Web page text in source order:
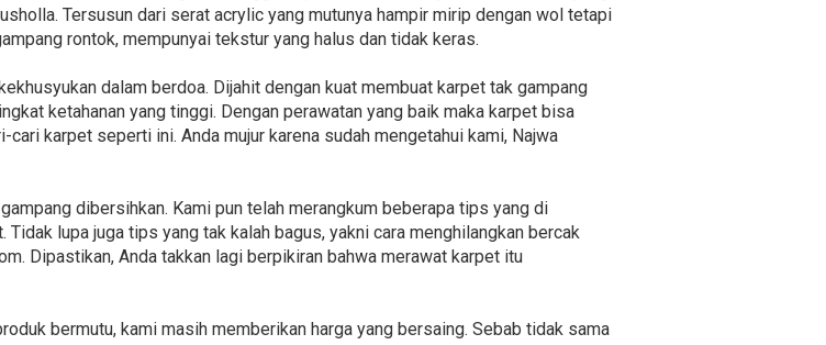
Tersusun dari serat acrylic yang mutunya hampir mirip dengan wol tetapi
rontok, mempunyai tekstur yang halus dan tidak keras.
dalam berdoa. Dijahit dengan kuat membuat karpet tak gampang
ketahanan yang tinggi. Dengan perawatan yang baik maka karpet bisa
cari karpet seperti ini. Anda mujur karena sudah mengetahui kami, Najwa
dibersihkan. Kami pun telah merangkum beberapa tips yang di
lupa juga tips yang tak kalah bagus, yakni cara menghilangkan bercak
Dipastikan, Anda takkan lagi berpikiran bahwa merawat karpet itu
bermutu, kami masih memberikan harga yang bersaing. Sebab tidak sama